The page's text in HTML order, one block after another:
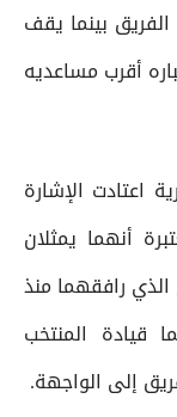
بينما يقف
أقرب مساعديه
اعتادت الإشارة
أنهما يمثلان
رافقهما منذ
قيادة المنتخب